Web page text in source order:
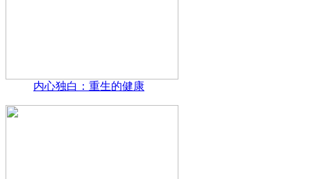
内心独白：重生的健康